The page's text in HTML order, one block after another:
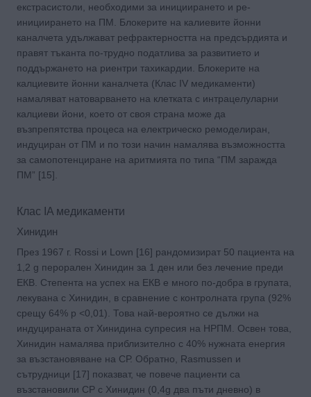
екстрасистоли, необходими за инициирането и ре-
инициирането на ПМ. Блокерите на калиевите йонни
каналчета удължават рефрактерността на предсърдията и
правят тъканта по-трудно податлива за развитието и
поддържането на риентри тахикардии. Блокерите на
калциевите йонни каналчета (Клас IV медикаменти)
намаляват натоварването на клетката с интрацелуларни
калциеви йони, което от своя страна може да
възпрепятства процеса на електрическо ремоделиран,
индуциран от ПМ и по този начин намалява възможността
за самопотенциране на аритмията по типа “ПМ заражда
ПМ” [15].
Клас IA медикаменти
Хинидин
През 1967 г. Rossi и Lown [16] рандомизират 50 пациента на
1,2 g перорален Хинидин за 1 ден или без лечение преди
ЕКВ. Степента на успех на ЕКВ е много по-добра в групата,
лекувана с Хинидин, в сравнение с контролната група (92%
срещу 64% р <0,01). Това най-вероятно се дължи на
индуцираната от Хинидина супресия на НРПМ. Освен това,
Хинидин намалява приблизително с 40% нужната енергия
за възстановяване на СР. Обратно, Rasmussen и
сътрудници [17] показват, че повече пациенти са
възстановили СР с Хинидин (0,4g два пъти дневно) в